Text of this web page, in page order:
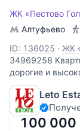
ЖК «Пестово
Алтуфьево
ID: 136025 · ЖК
34969258
дорогие и
Самое лучшее
Пестово -
комплекс,
Leto
100 000